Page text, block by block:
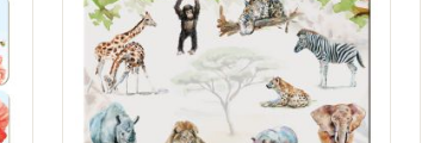
verlanglijst
verlanglijst